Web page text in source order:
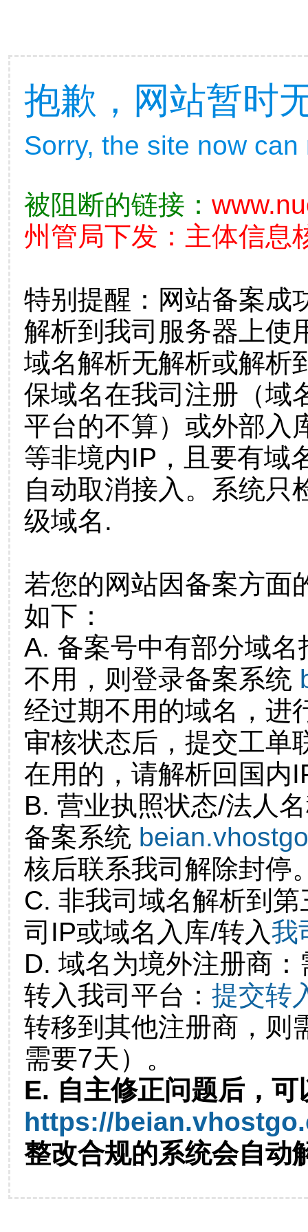
抱歉，网站暂时
Sorry, the site now
被阻断的链接：
州管局下发：主体信息
特别提醒：网站备案成
解析到我司服务器上使
域名解析无解析或解析
保域名在我司注册（域
平台的不算）或外部入
等非境内IP，且要有域
自动取消接入。系统只
级域名.
若您的网站因备案方面
如下：
A. 备案号中有部分域
不用，则登录备案系统
经过期不用的域名，进
审核状态后，提交工单
在用的，请解析回国内
B. 营业执照状态/法人
备案系统
核后联系我司解除封停
C. 非我司域名解析到
司IP或域名入库/转入我
D. 域名为境外注册商
转入我司平台： 提交转
转移到其他注册商，则
需要7天）。
E. 自主修正问题后，可
https://
整改合规的系统会自动